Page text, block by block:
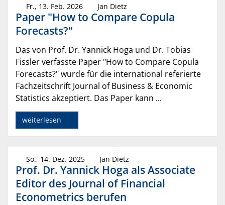
Fr., 13. Feb. 2026 Jan Dietz
Paper "How to Compare Copula
Forecasts?"
Das von Prof. Dr. Yannick Hoga und Dr. Tobias
Fissler verfasste Paper "How to Compare Copula
Forecasts?" wurde für die international referierte
Fachzeitschrift Journal of Business & Economic
Statistics akzeptiert. Das Paper kann ...
weiterlesen
So., 14. Dez. 2025 Jan Dietz
Prof. Dr. Yannick Hoga als Associate
Editor des Journal of Financial
Econometrics berufen